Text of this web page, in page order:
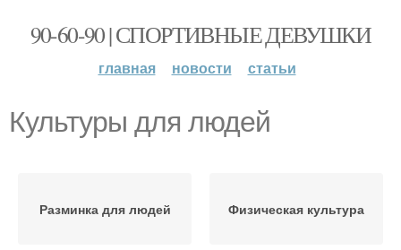
90-60-90 | СПОРТИВНЫЕ ДЕВУШКИ
главная новости статьи
Культуры для людей
Разминка для людей Физическая культура